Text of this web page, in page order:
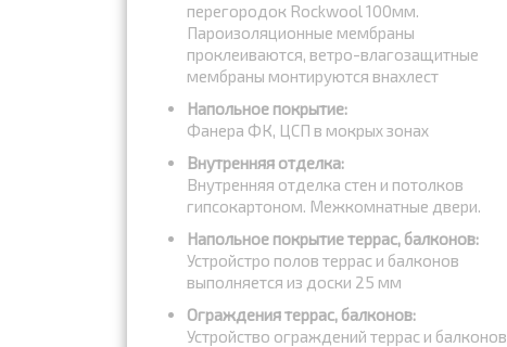
перегородок Rockwool 100мм.
Пароизоляционные мембраны
проклеиваются, ветро-влагозащитные
мембраны монтируются внахлест
Напольное покрытие:
Фанера ФК, ЦСП в мокрых зонах
Внутренняя отделка:
Внутренняя отделка стен и потолков
гипсокартоном. Межкомнатные двери.
Напольное покрытие террас, балконов:
Устройстро полов террас и балконов
выполняется из доски 25 мм
Ограждения террас, балконов:
Устройство ограждений террас и балконов